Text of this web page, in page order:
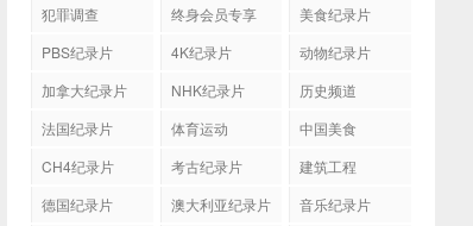
犯罪调查
终身会员专享
美食纪录片
PBS纪录片
4K纪录片
动物纪录片
加拿大纪录片
NHK纪录片
历史频道
法国纪录片
体育运动
中国美食
CH4纪录片
考古纪录片
建筑工程
德国纪录片
澳大利亚纪录片
音乐纪录片